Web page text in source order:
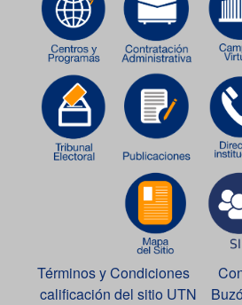
Términos y Condiciones
calificación del sitio UTN